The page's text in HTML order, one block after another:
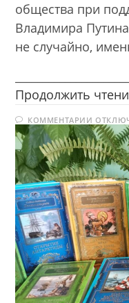
общества при
Владимира
не случайно,
Продолжить
КОММЕНТАРИИ К
И